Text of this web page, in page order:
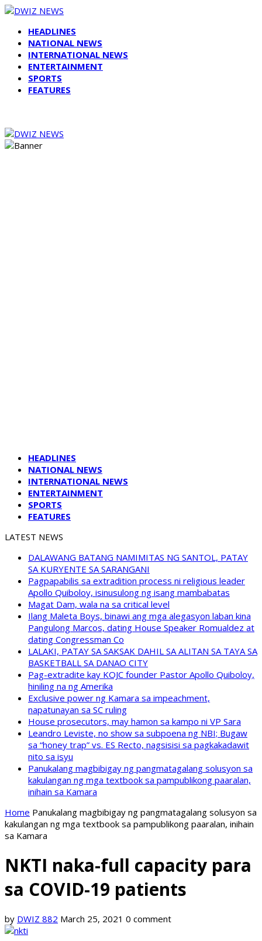
HEADLINES
NATIONAL NEWS
INTERNATIONAL NEWS
ENTERTAINMENT
SPORTS
FEATURES
HEADLINES
NATIONAL NEWS
INTERNATIONAL NEWS
ENTERTAINMENT
SPORTS
FEATURES
LATEST NEWS
DALAWANG BATANG NAMIMITAS NG SANTOL, PATAY
SA KURYENTE SA SARANGANI
Pagpapabilis sa extradition process ni religious leader
Apollo Quiboloy, isinusulong ng isang mambabatas
Magat Dam, wala na sa critical level
Ilang Maleta Boys, binawi ang mga alegasyon laban kina
Pangulong Marcos, dating House Speaker Romualdez at
dating Congressman Co
LALAKI, PATAY SA SAKSAK DAHIL SA ALITAN SA TAYA SA
BASKETBALL SA DANAO CITY
Pag-extradite kay KOJC founder Pastor Apollo Quiboloy,
hiniling na ng Amerika
Exclusive power ng Kamara sa impeachment,
napatunayan sa SC ruling
House prosecutors, may hamon sa kampo ni VP Sara
Leandro Leviste, no show sa subpoena ng NBI; Bugaw
sa “honey trap” vs. ES Recto, nagsisisi sa pagkakadawit
nito sa isyu
Panukalang magbibigay ng pangmatagalang solusyon sa
kakulangan ng mga textbook sa pampublikong paaralan,
inihain sa Kamara
Home Panukalang magbibigay ng pangmatagalang solusyon sa
kakulangan ng mga textbook sa pampublikong paaralan, inihain
sa Kamara
NKTI naka-full capacity para
sa COVID-19 patients
by DWIZ 882 March 25, 2021 0 comment